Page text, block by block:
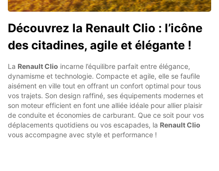
Découvrez la Renault Clio : l’icône
des citadines, agile et élégante !
La Renault Clio incarne l’équilibre parfait entre élégance,
dynamisme et technologie. Compacte et agile, elle se faufile
aisément en ville tout en offrant un confort optimal pour tous
vos trajets. Son design raffiné, ses équipements modernes et
son moteur efficient en font une alliée idéale pour allier plaisir
de conduite et économies de carburant. Que ce soit pour vos
déplacements quotidiens ou vos escapades, la Renault Clio
vous accompagne avec style et performance !